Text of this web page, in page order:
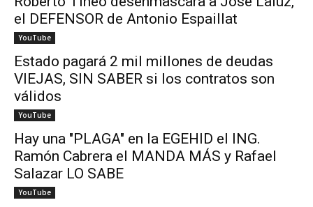
el DEFENSOR de Antonio Espaillat
YouTube
Estado pagará 2 mil millones de deudas
VIEJAS, SIN SABER si los contratos son
válidos
YouTube
Hay una "PLAGA" en la EGEHID el ING.
Ramón Cabrera el MANDA MÁS y Rafael
Salazar LO SABE
YouTube